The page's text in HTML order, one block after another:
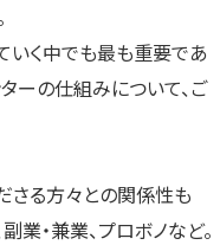
ま
す）
ま
ま
いく中でも最も重要であ
ーの仕組みについて、ご
さる方々との関係性も
業・兼業、プロボノなど。